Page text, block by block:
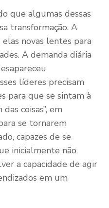
que algumas dessas
transformação. A
elas novas lentes para
A demanda diária
líderes precisam
para que se sintam à
coisas”, em
se tornarem
capazes de se
inicialmente não
a capacidade de agir
em um